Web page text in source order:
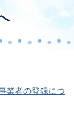
業者の登録につ